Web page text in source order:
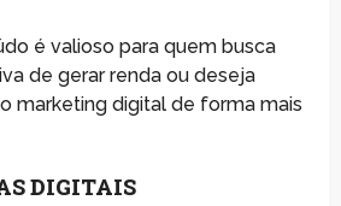
é valioso para quem busca
de gerar renda ou deseja
marketing digital de forma mais
DIGITAIS